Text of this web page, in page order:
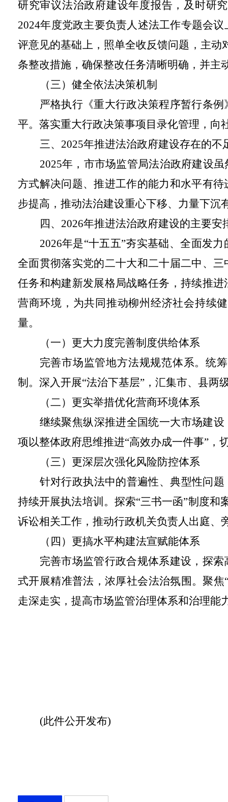
研究审议法治政府建设年度报告，及时研
2024年度党政主要负责人述法工作专题会
评意见的基础上，照单全收反馈问题，主
条整改措施，确保整改任务清晰明确，并主
（三）健全依法决策机制
严格执行《重大行政决策程序暂行条
平。落实重大行政决策事项目录化管理，向
三、2025年推进法治政府建设存在的不
2025年，市市场监管局法治政府建设
方式解决问题、推进工作的能力和水平有
步提高，推动法治建设重心下移、力量下沉
四、2026年推进法治政府建设的主要安
2026年是“十五五”夯实基础、全面发
全面贯彻落实党的二十大和二十届二中、
任务和构建新发展格局战略任务，持续推
营商环境，为共同推动柳州经济社会持续
量。
（一）更大力度完善制度供给体系
完善市场监管地方法规规范体系。统
制。深入开展“法治下基层”，汇集市、县两
（二）更实举措优化营商环境体系
继续聚焦纵深推进全国统一大市场建
项以整体政府思维推进“高效办成一件事”，
（三）更深层次强化风险防控体系
针对行政执法中的普遍性、典型性问
持续开展执法培训。探索“三书一函”制度和
诉讼相关工作，推动行政机关负责人出庭、
（四）更搞水平构建法宣赋能体系
完善市场监管行政合规体系建设，探
式开展精准普法，浓厚社会法治氛围。聚
走深走实，提高市场监管治理体系和治理能
(此件公开发布)